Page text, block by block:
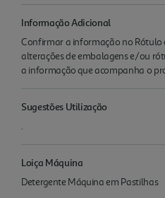
Informação Adicional
Confirmar a informação no Rótulo
alterações de embalagens e/ou
a informação que acompanha o
Sugestões Utilização
.
Loiça Máquina
Detergente Máquina em Pastilhas